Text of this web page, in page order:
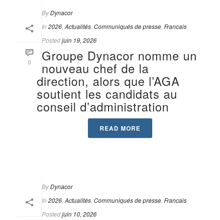
0
ByDynacor
In 2026 Actualités Communiqués de presse Francais
Postedjuin 19, 2026
Groupe Dynacor nomme un
nouveau chef de la
direction, alors que l’AGA
soutient les candidats au
conseil d’administration
READ MORE
ByDynacor
In 2026 Actualités Communiqués de presse Francais
Postedjuin 10, 2026